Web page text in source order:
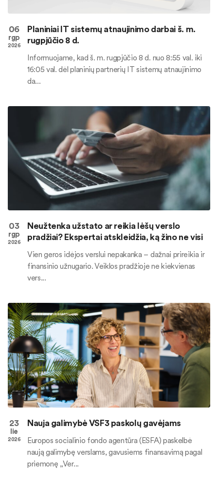
06
rgp
2026
Planiniai IT sistemų atnaujinimo darbai š. m.
rugpjūčio 8 d.
Informuojame, kad š. m. rugpjūčio 8 d. nuo 8:55 val. iki
16:05 val. dėl planinių partnerių IT sistemų atnaujinimo
da...
03
rgp
2026
Neužtenka užstato ar reikia lėšų verslo
pradžiai? Ekspertai atskleidžia, ką žino ne visi
Vien geros idėjos verslui nepakanka – dažnai prireikia ir
finansinio užnugario. Veiklos pradžioje ne kiekvienas
vers...
23
lie
2026
Nauja galimybė VSF3 paskolų gavėjams
Europos socialinio fondo agentūra (ESFA) paskelbė
naują galimybę verslams, gavusiems finansavimą pagal
priemonę „Ver...